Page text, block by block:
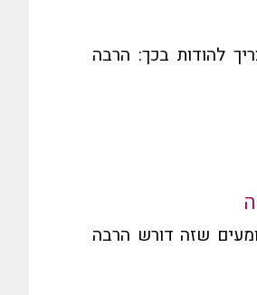
להודות בכך: הרבה
שזה דורש הרבה